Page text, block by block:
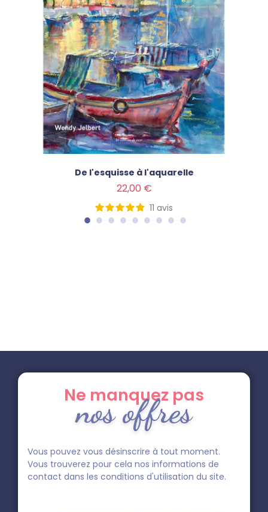
De l'esquisse à l'aquarelle
22,00 €
11 avis
Ne manquez pas
nos offres
Vous pouvez vous désinscrire à tout moment.
Vous trouverez pour cela nos informations de
contact dans les conditions d'utilisation du site.